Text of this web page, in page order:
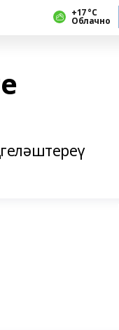
+17 °С
Облачно